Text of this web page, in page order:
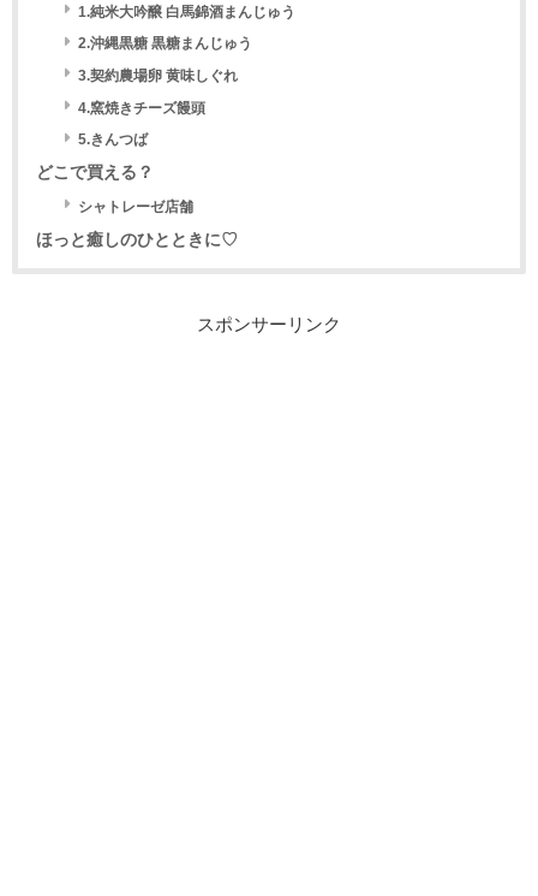
1.純米大吟醸 白馬錦酒まんじゅう
2.沖縄黒糖 黒糖まんじゅう
3.契約農場卵 黄味しぐれ
4.窯焼きチーズ饅頭
5.きんつば
どこで買える？
シャトレーゼ店舗
ほっと癒しのひとときに♡
スポンサーリンク